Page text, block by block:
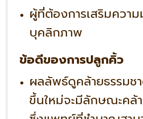
ผู้ที่ต้องการเสริมความ
บุคลิกภาพ
ข้อดีของการปลูกคิ้ว
ผลลัพธ์ดูคล้ายธรรมช
ขึ้นใหม่จะมีลักษณะคล้